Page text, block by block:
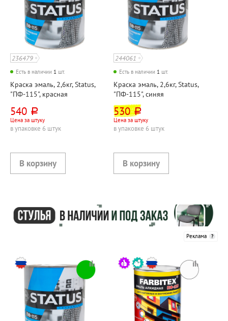
236479
Есть в наличии 1 шт.
Краска эмаль, 2,6кг, Status,
"ПФ-115", красная
540 руб.
Цена за штуку
в упаковке 6 штук
244061
Есть в наличии 1 шт.
Краска эмаль, 2,6кг, Status,
"ПФ-115", синяя
530 руб.
Цена за штуку
в упаковке 6 штук
Реклама